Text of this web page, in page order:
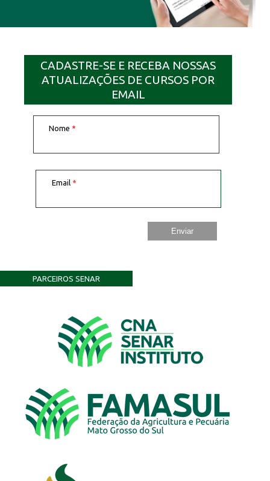
CADASTRE-SE E RECEBA NOSSAS
ATUALIZAÇÕES DE CURSOS POR
EMAIL
Nome *
Email *
PARCEIROS SENAR